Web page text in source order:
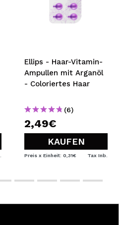
Ellips - Haar-Vitamin-
Ampullen mit Arganöl
- Coloriertes Haar
(6)
2,49€
KAUFEN
Preis x Einheit: 0,31€ Tax Inb.